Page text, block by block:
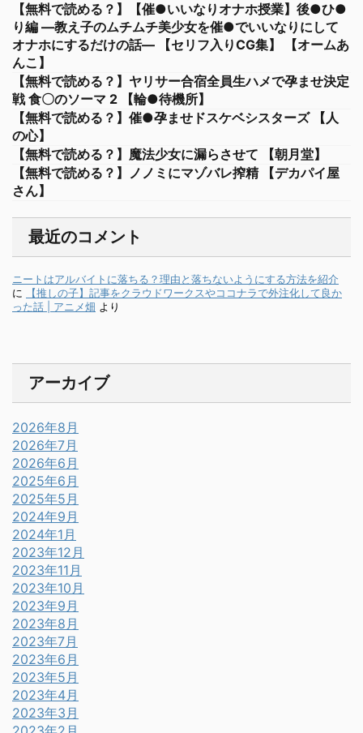
【無料で読める？】【催●いいなりオナホ授業】後●ひ●
り編 ―教え子のムチムチ美少女を催●でいいなりにして
オナホにするだけの話― 【セリフ入りCG集】 【オームあ
んこ】
【無料で読める？】ヤリサー合宿全員生ハメで孕ませ決定
戦 食〇のソーマ 2 【輪●待機所】
【無料で読める？】催●孕ませドスケベシスターズ 【人
の心】
【無料で読める？】魔法少女に漏らさせて 【朝月堂】
【無料で読める？】ノノミにマゾバレ搾精 【デカパイ屋
さん】
最近のコメント
ニートはアルバイトに落ちる？理由と落ちないようにする方法を紹介
に
【推しの子】記事をクラウドワークスやココナラで外注化して良か
った話 | アニメ畑 より
アーカイブ
2026年8月
2026年7月
2026年6月
2025年6月
2025年5月
2024年9月
2024年1月
2023年12月
2023年11月
2023年10月
2023年9月
2023年8月
2023年7月
2023年6月
2023年5月
2023年4月
2023年3月